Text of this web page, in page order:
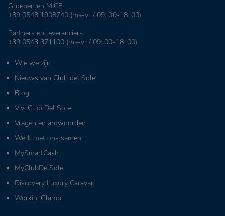
Groepen en MICE:
+39 0543 1908740 (ma-vr / 09: 00-18: 00)
Partners en leveranciers:
+39 0543 371100 (ma-vr / 09: 00-18: 00)
Wie we zijn
Nieuws van Club del Sole
Blog
Vivi Club Del Sole
Vragen en antwoorden
Werk met ons samen
MySmartCash
MyClubDelSole
Discovery Luxury Caravan
Workin' Glamp